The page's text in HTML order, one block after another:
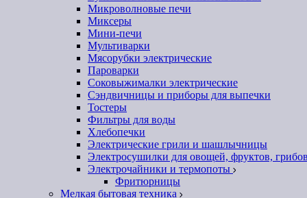
Микроволновые печи
Миксеры
Мини-печи
Мультиварки
Мясорубки электрические
Пароварки
Соковыжималки электрические
Сэндвичницы и приборы для выпечки
Тостеры
Фильтры для воды
Хлебопечки
Электрические грили и шашлычницы
Электросушилки для овощей, фруктов,
Электрочайники и термопоты
Фритюрницы
Мелкая бытовая техника